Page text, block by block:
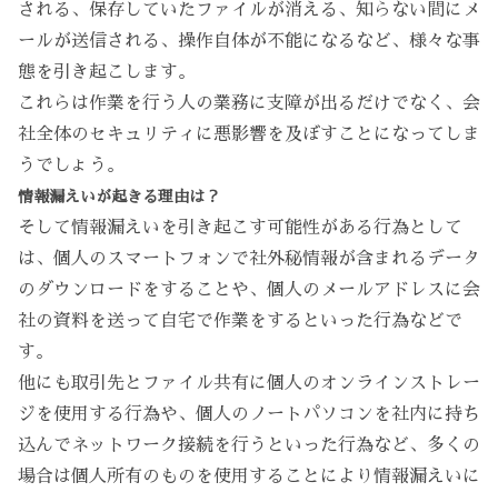
される、保存していたファイルが消える、知らない間にメ
ールが送信される、操作自体が不能になるなど、様々な事
態を引き起こします。
これらは作業を行う人の業務に支障が出るだけでなく、会
社全体のセキュリティに悪影響を及ぼすことになってしま
うでしょう。
情報漏えいが起きる理由は？
そして情報漏えいを引き起こす可能性がある行為として
は、個人のスマートフォンで社外秘情報が含まれるデータ
のダウンロードをすることや、個人のメールアドレスに会
社の資料を送って自宅で作業をするといった行為などで
す。
他にも取引先とファイル共有に個人のオンラインストレー
ジを使用する行為や、個人のノートパソコンを社内に持ち
込んでネットワーク接続を行うといった行為など、多くの
場合は個人所有のものを使用することにより情報漏えいに